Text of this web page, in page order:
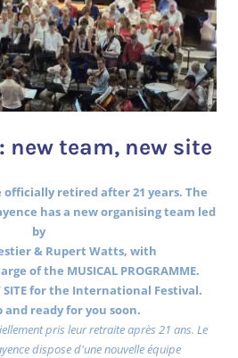
new team, new site
officially retired after 21 years. The
has a new organising team led
by
& Rupert Watts, with
of the MUSICAL PROGRAMME.
SITE for the International Festival.
and ready for you soon.
pris leur retraite après 21 ans. Le
dispose d'une nouvelle équipe